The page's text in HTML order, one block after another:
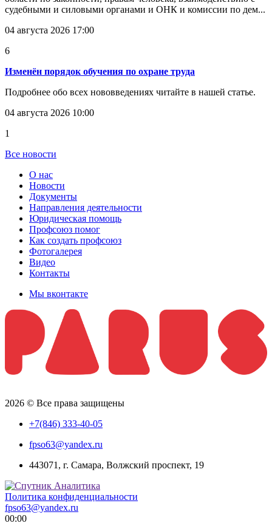
судебными и силовыми органами и ОНК и комиссии по дем...
04 августа 2026 17:00
6
Изменён порядок обучения по охране труда
Подробнее обо всех нововведениях читайте в нашей статье.
04 августа 2026 10:00
1
Все новости
О нас
Новости
Документы
Направления деятельности
Юридическая помощь
Профсоюз помог
Как создать профсоюз
Фотогалерея
Видео
Контакты
Мы вконтакте
2026 © Все права защищены
+7(846) 333-40-05
fpso63@yandex.ru
443071, г. Самара, Волжский проспект, 19
Политика конфиденциальности
fpso63@yandex.ru
00:00